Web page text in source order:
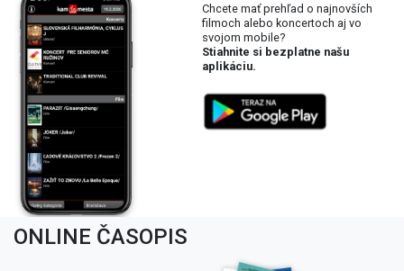
Chcete mať prehľad o najnovších
filmoch alebo koncertoch aj vo
svojom mobile?
Stiahnite si bezplatne našu
aplikáciu.
ONLINE ČASOPIS